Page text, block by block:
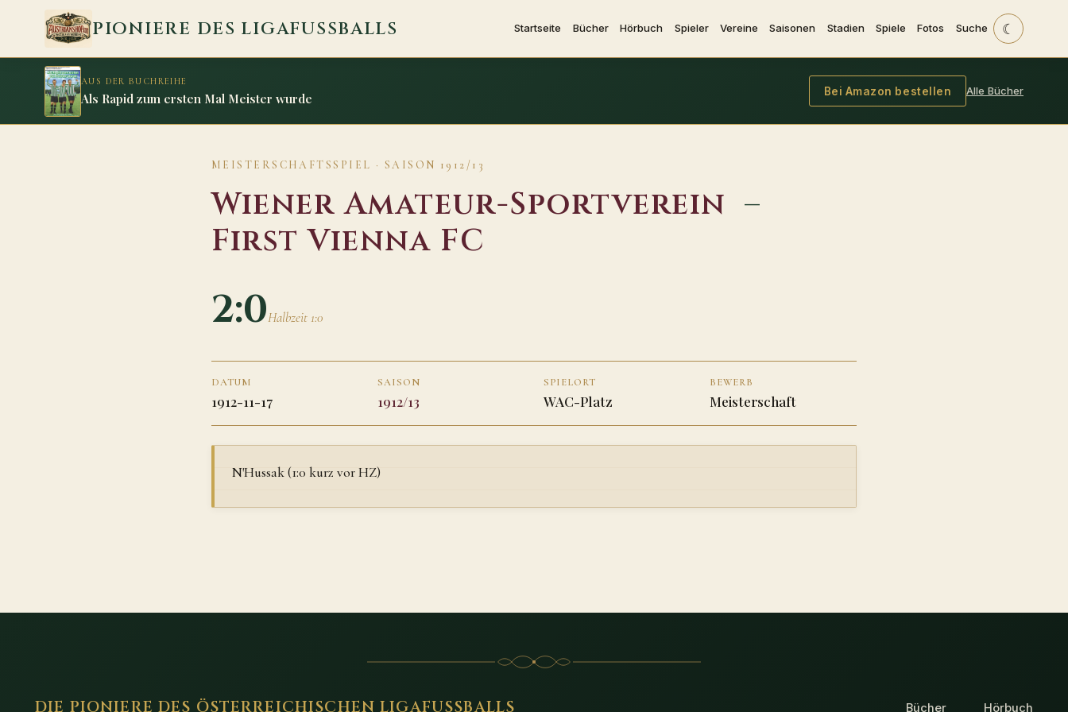
Zum Inhalt springen
PIONIERE DES LIGAFUSSBALLS Startseite Bücher Hörbuch Spieler Vereine Saisonen Stadien Spiele Fotos Suche ☾
AUS DER BUCHREIHE
Als Rapid zum ersten Mal Meister wurde Bei Amazon bestellen Alle Bücher
MEISTERSCHAFTSSPIEL · SAISON 1912/13
Wiener Amateur-Sportverein –
First Vienna FC
2:0Halbzeit 1:0
DATUM
1912-11-17
SAISON
1912/13
SPIELORT
WAC-Platz
BEWERB
Meisterschaft
N'Hussak (1:0 kurz vor HZ)
DIE PIONIERE DES ÖSTERREICHISCHEN LIGAFUSSBALLS Bücher Hörbuch